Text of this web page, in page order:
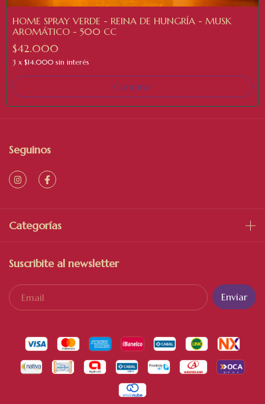
HOME SPRAY VERDE - REINA DE HUNGRÍA - MUSK
AROMÁTICO - 500 CC
$42.000
3 x $14.000 sin interés
Seguinos
Categorías
Suscribite al newsletter